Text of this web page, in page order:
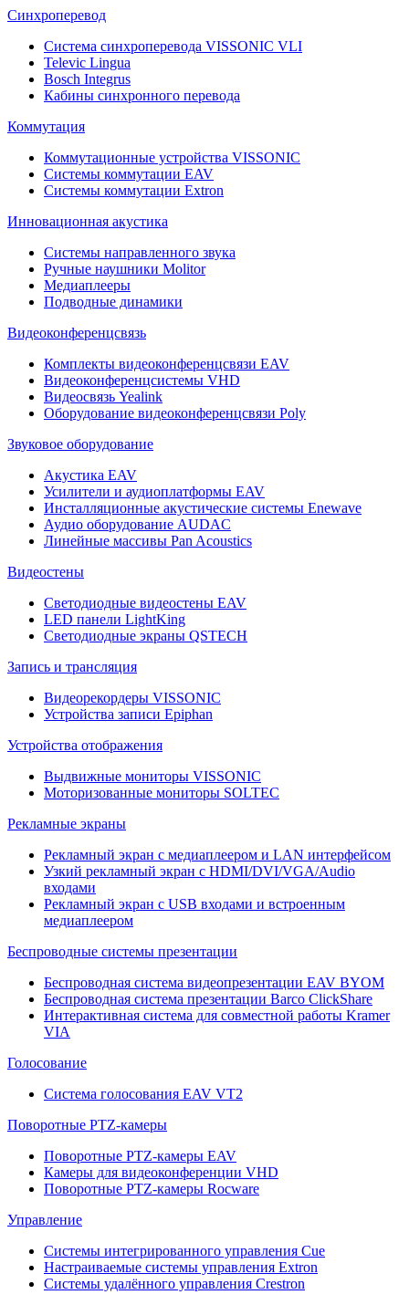
Синхроперевод
Система синхроперевода VISSONIC VLI
Televic Lingua
Bosch Integrus
Кабины синхронного перевода
Коммутация
Коммутационные устройства VISSONIC
Системы коммутации EAV
Системы коммутации Extron
Инновационная акустика
Системы направленного звука
Ручные наушники Molitor
Медиаплееры
Подводные динамики
Видеоконференцсвязь
Комплекты видеоконференцсвязи EAV
Видеоконференцсистемы VHD
Видеосвязь Yealink
Оборудование видеоконференцсвязи Poly
Звуковое оборудование
Акустика EAV
Усилители и аудиоплатформы EAV
Инсталляционные акустические системы Enewave
Аудио оборудование AUDAC
Линейные массивы Pan Acoustics
Видеостены
Светодиодные видеостены EAV
LED панели LightKing
Светодиодные экраны QSTECH
Запись и трансляция
Видеорекордеры VISSONIC
Устройства записи Epiphan
Устройства отображения
Выдвижные мониторы VISSONIC
Моторизованные мониторы SOLTEC
Рекламные экраны
Рекламный экран с медиаплеером и LAN интерфейсом
Узкий рекламный экран с HDMI/DVI/VGA/Audio
входами
Рекламный экран с USB входами и встроенным
медиаплеером
Беспроводные системы презентации
Беспроводная система видеопрезентации EAV BYOM
Беспроводная система презентации Barco ClickShare
Интерактивная система для совместной работы Kramer
VIA
Голосование
Система голосования EAV VT2
Поворотные PTZ-камеры
Поворотные PTZ-камеры EAV
Камеры для видеоконференции VHD
Поворотные PTZ-камеры Rocware
Управление
Системы интегрированного управления Cue
Настраиваемые системы управления Extron
Системы удалённого управления Crestron